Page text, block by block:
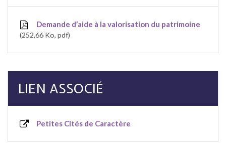
Demande d’aide à la valorisation du patrimoine
252,66 Ko, pdf
LIEN ASSOCIÉ
Petites Cités de Caractère